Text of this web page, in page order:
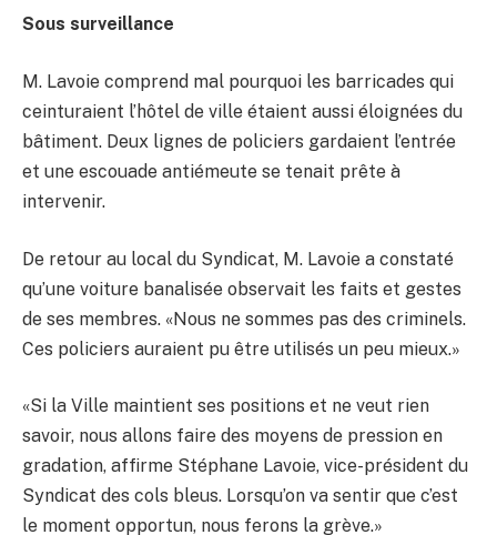
Sous surveillance
M. Lavoie comprend mal pourquoi les barricades qui
ceinturaient l’hôtel de ville étaient aussi éloignées du
bâtiment. Deux lignes de policiers gardaient l’entrée
et une escouade antiémeute se tenait prête à
intervenir.
De retour au local du Syndicat, M. Lavoie a constaté
qu’une voiture banalisée observait les faits et gestes
de ses membres. «Nous ne sommes pas des criminels.
Ces policiers auraient pu être utilisés un peu mieux.»
«Si la Ville maintient ses positions et ne veut rien
savoir, nous allons faire des moyens de pression en
gradation, affirme Stéphane Lavoie, vice-président du
Syndicat des cols bleus. Lorsqu’on va sentir que c’est
le moment opportun, nous ferons la grève.»